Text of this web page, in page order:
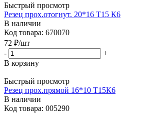
Быстрый просмотр
Резец прох.отогнут. 20*16 Т15 К6
В наличии
Код товара: 670070
72 ₽/шт
-
+
В корзину
Быстрый просмотр
Резец прох.прямой 16*10 Т15К6
В наличии
Код товара: 005290